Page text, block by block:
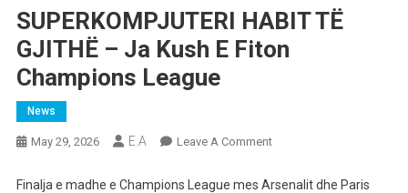
SUPERKOMPJUTERI HABIT TË
GJITHË – Ja Kush E Fiton
Champions League
News
May 29, 2026 E.A Leave A CommentOn
HABIT
Finalja e madhe e Champions League mes Arsenalit dhe Paris